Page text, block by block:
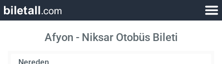
Afyon - Niksar Otobüs Bileti